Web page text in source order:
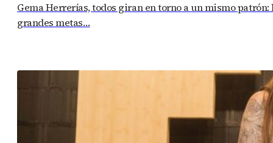
Gema Herrerías, todos giran en torno a un mismo
grandes metas…